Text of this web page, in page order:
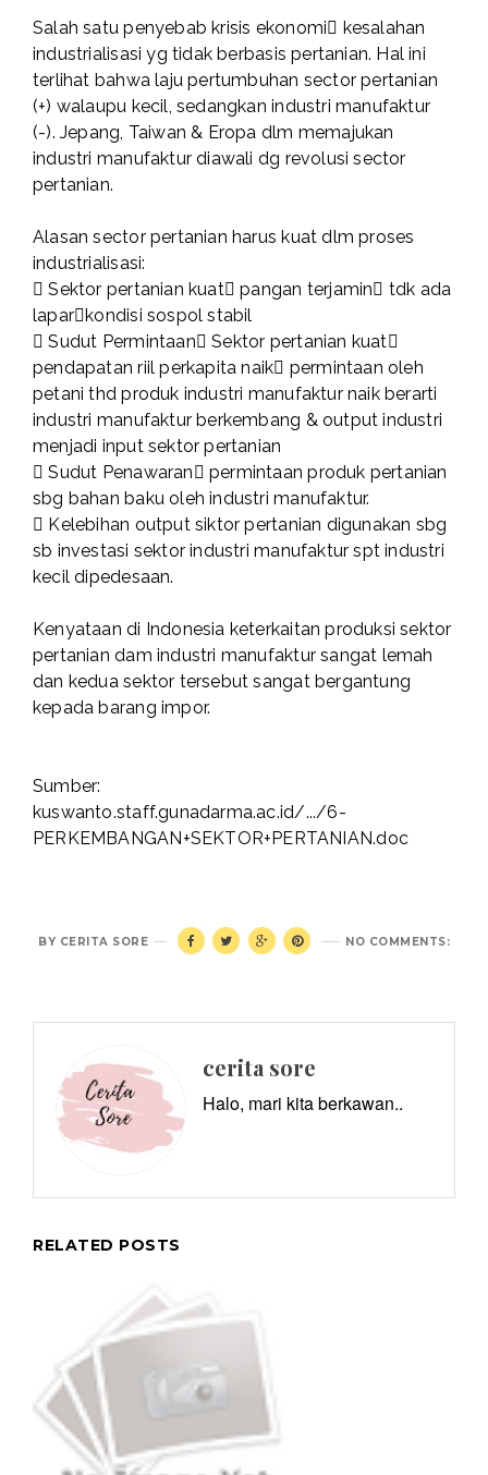
Salah satu penyebab krisis ekonomi kesalahan
industrialisasi yg tidak berbasis pertanian. Hal ini
terlihat bahwa laju pertumbuhan sector pertanian
(+) walaupu kecil, sedangkan industri manufaktur
(-). Jepang, Taiwan & Eropa dlm memajukan
industri manufaktur diawali dg revolusi sector
pertanian.
Alasan sector pertanian harus kuat dlm proses
industrialisasi:
 Sektor pertanian kuat pangan terjamin tdk ada
laparkondisi sospol stabil
 Sudut Permintaan Sektor pertanian kuat
pendapatan riil perkapita naik permintaan oleh
petani thd produk industri manufaktur naik berarti
industri manufaktur berkembang & output industri
menjadi input sektor pertanian
 Sudut Penawaran permintaan produk pertanian
sbg bahan baku oleh industri manufaktur.
 Kelebihan output siktor pertanian digunakan sbg
sb investasi sektor industri manufaktur spt industri
kecil dipedesaan.
Kenyataan di Indonesia keterkaitan produksi sektor
pertanian dam industri manufaktur sangat lemah
dan kedua sektor tersebut sangat bergantung
kepada barang impor.
Sumber:
kuswanto.staff.gunadarma.ac.id/.../6-
PERKEMBANGAN+SEKTOR+PERTANIAN.doc
NO COMMENTS:
BY CERITA SORE
cerita sore
Halo, mari kita berkawan..
RELATED POSTS